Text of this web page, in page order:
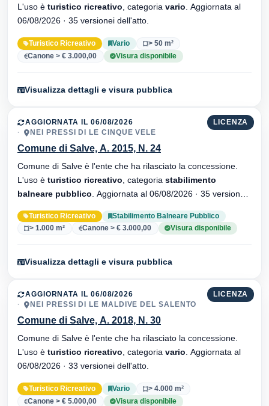
L'uso è turistico ricreativo , categoria vario
06/08/2026 · 35 versionei dell'atto.
Turistico Ricreativo Vario
> 50 m²
Canone > € 3.000,00
Visura disponibile
Visualizza dettagli e visura pubblica
LICENZA
AGGIORNATA IL 06/08/2026
NEI PRESSI DI LE CINQUE VELE
Comune di Salve, A. 2015, N. 24
Comune di Salve è l'ente che ha rilasciato la concessione.
L'uso è turistico ricreativo , categoria stabilimento
balneare pubblico
Turistico Ricreativo
Stabilimento Balneare Pubblico
> 1.000 m²
Canone > € 3.000,00 Visura disponibile
Visualizza dettagli e visura pubblica
LICENZA
AGGIORNATA IL 06/08/2026
NEI PRESSI DI LE MALDIVE DEL SALENTO
Comune di Salve, A. 2018, N. 30
Comune di Salve è l'ente che ha rilasciato la concessione.
L'uso è turistico ricreativo , categoria vario
06/08/2026 · 33 versionei dell'atto.
Turistico Ricreativo Vario
> 4.000 m²
Canone > € 5.000,00
Visura disponibile